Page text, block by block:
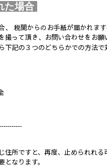
た場合
、 税関からのお手紙が届かれま
撮って頂き、お問い合わせをお願
下記の３つのどちらかでの方法で
住所ですと、再度、止められれる
となります。